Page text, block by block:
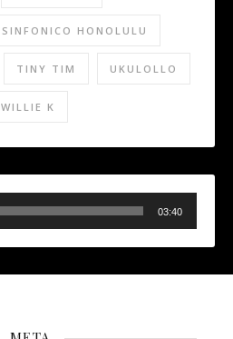
SINFONICO HONOLULU
TINY TIM UKULOLLO
WILLIE K
03:40